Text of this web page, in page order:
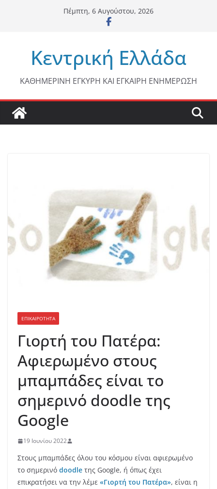
Πέμπτη, 6 Αυγούστου, 2026
Κεντρική Ελλάδα
ΚΑΘΗΜΕΡΙΝΗ ΕΓΚΥΡΗ ΚΑΙ ΕΓΚΑΙΡΗ ΕΝΗΜΕΡΩΣΗ
ΕΠΙΚΑΙΡΟΤΗΤΑ
Γιορτή του Πατέρα:
Αφιερωμένο στους
μπαμπάδες είναι το
σημερινό doodle της
Google
19 Ιουνίου 2022
Στους μπαμπάδες όλου του κόσμου είναι αφιερωμένο
το σημερινό doodle της Google, ή όπως έχει
επικρατήσει να την λέμε «Γιορτή του Πατέρα», είναι η